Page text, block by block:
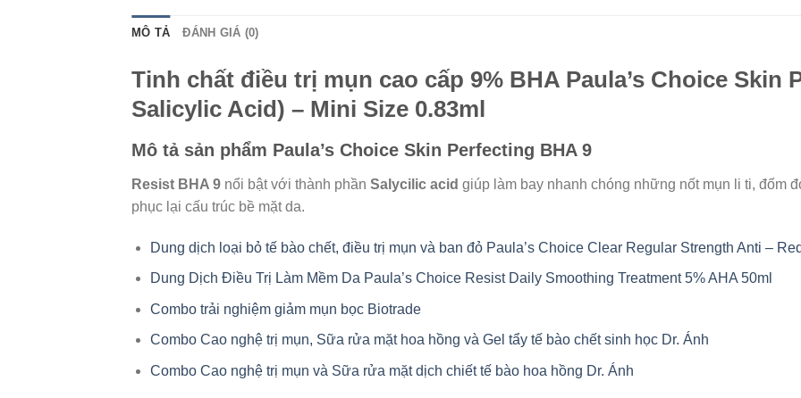
MÔ TẢ ĐÁNH GIÁ (0)
Tinh chất điều trị mụn cao cấp 9% BHA Paula’s Choice Skin
Salicylic Acid) – Mini Size 0.83ml
Mô tả sản phẩm Paula’s Choice Skin Perfecting BHA 9
Resist BHA 9 nổi bật với thành phần Salycilic acid giúp làm bay nhanh chóng những nốt mụn li ti, đốm
phục lại cấu trúc bề mặt da.
Dung dịch loại bỏ tế bào chết, điều trị mụn và ban đỏ Paula’s Choice Clear Regular Strength Anti –
Dung Dịch Điều Trị Làm Mềm Da Paula’s Choice Resist Daily Smoothing Treatment 5% AHA 50ml
Combo trải nghiệm giảm mụn bọc Biotrade
Combo Cao nghệ trị mụn, Sữa rửa mặt hoa hồng và Gel tẩy tế bào chết sinh học Dr. Ánh
Combo Cao nghệ trị mụn và Sữa rửa mặt dịch chiết tế bào hoa hồng Dr. Ánh